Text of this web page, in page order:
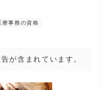
療事務の資格
が含まれています。